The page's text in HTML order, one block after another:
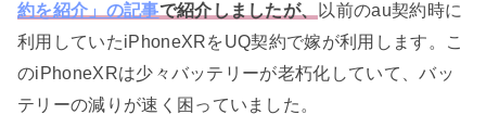
約を紹介」の記事で紹介しましたが、
以前のau契約時に
利用していたiPhoneXRをUQ契約で嫁が利用します。こ
のiPhoneXRは少々バッテリーが老朽化していて、バッ
テリーの減りが速く困っていました。